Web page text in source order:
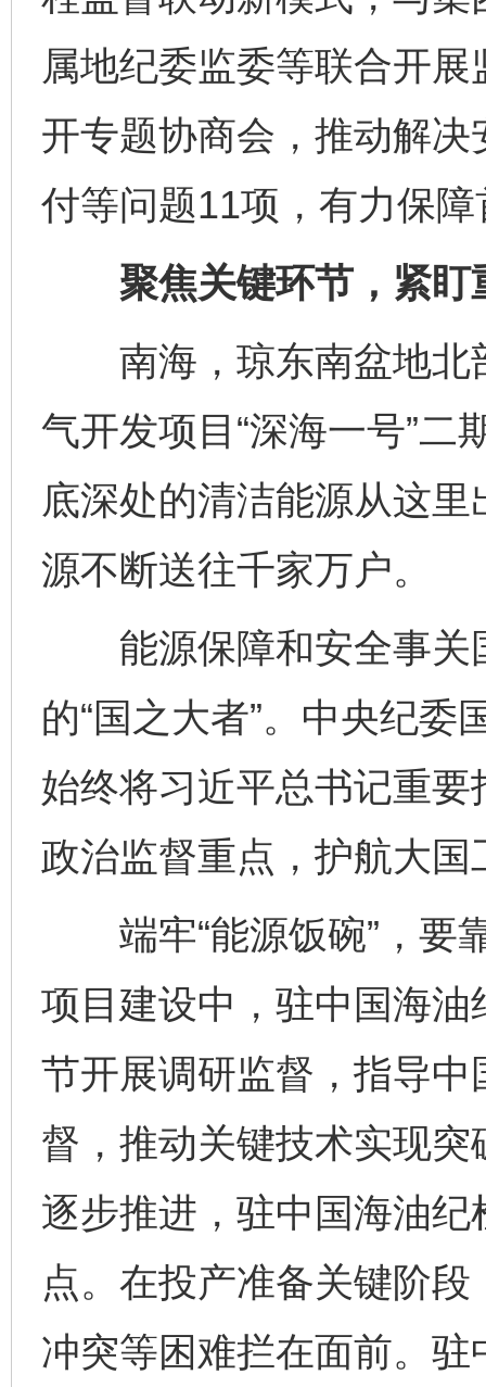
属地纪委监委等联合开
开专题协商会，推动解
付等问题11项，有力保
聚焦关键环节，紧盯
南海，琼东南盆地北
气开发项目“深海一号”二
底深处的清洁能源从这
源不断送往千家万户。
能源保障和安全事关
的“国之大者”。中央纪
始终将习近平总书记重
政治监督重点，护航大
端牢“能源饭碗”，要靠
项目建设中，驻中国海
节开展调研监督，指导
督，推动关键技术实现
逐步推进，驻中国海油
点。在投产准备关键阶
冲突等困难拦在面前。